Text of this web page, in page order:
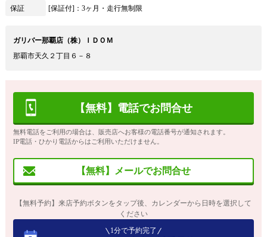
保証
[保証付]：3ヶ月・走行無制限
ガリバー那覇店（株）ＩＤＯＭ
那覇市天久２丁目６－８
【無料】電話でお問合せ
無料電話をご利用の場合は、販売店へお客様の電話番号が通知されます。
IP電話・ひかり電話からはご利用いただけません。
【無料】メールでお問合せ
【無料予約】来店予約ボタンをタップ後、カレンダーから日時を選択して
ください
1分で予約完了